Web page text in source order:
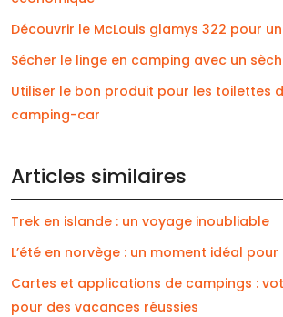
Découvrir le McLouis glamys 322 pour
Sécher le linge en camping avec un
Utiliser le bon produit pour les toilettes
camping-car
Articles similaires
Trek en islande : un voyage inoubliable
L’été en norvège : un moment idéal
Cartes et applications de campings :
pour des vacances réussies